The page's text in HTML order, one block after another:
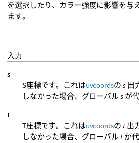
を選択したり、カラー強度に影響を与
ます。
入力
s
S座標です。これはuvcoordsの s 出
しなかった場合、グローバル s が
t
T座標です。これはuvcoordsの t 出
しなかった場合、グローバル t が